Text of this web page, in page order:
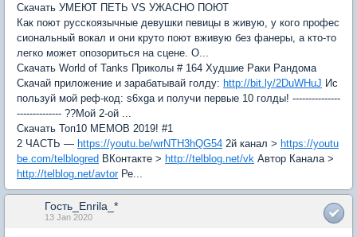
Скачать УМЕЮТ ПЕТЬ VS УЖАСНО ПОЮТ
Как поют русскоязычные девушки певицы в живую, у кого профес
сиональный вокал и они круто поют вживую без фанеры, а кто-то
легко может опозориться на сцене. О...
Скачать World of Tanks Приколы # 164 Худшие Раки Рандома
Скачай приложение и зарабатывай голду: http://bit.ly/2DuWHuJ Ис
пользуй мой реф-код: s6xga и получи первые 10 голды! ---------------
-------------- ??Мой 2-ой ...
Скачать Топ10 МЕМОВ 2019! #1
2 ЧАСТЬ — https://youtu.be/wrNTH3hQG54 2й канал > https://youtu
be.com/telblogred ВКонтакте > http://telblog.net/vk Автор Канала >
http://telblog.net/avtorРе...
Гость_Enrila_*
13 Jan 2020